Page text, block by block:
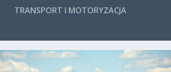
TRANSPORT I MOTORYZACJA